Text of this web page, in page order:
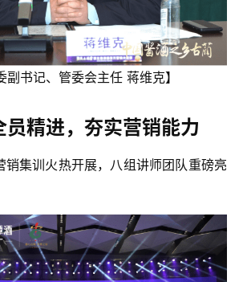
副书记、管委会主任 蒋维克】
员精进，夯实营销能力
集训火热开展，八组讲师团队重磅亮